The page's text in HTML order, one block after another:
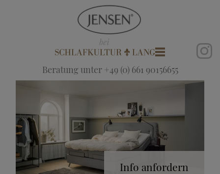
Beratung unter +49 (0) 661 90156655
Info anfordern